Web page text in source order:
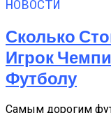
НОВОСТИ
Сколько
Игрок
Футболу
Самым дорогим